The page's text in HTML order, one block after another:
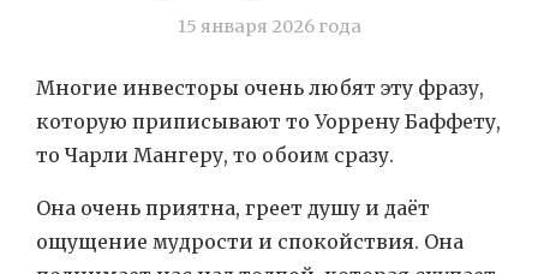
15 января 2026 года
Многие инвесторы очень любят эту фразу,
которую приписывают то Уоррену Баффету,
то Чарли Мангеру, то обоим сразу.
Она очень приятна, греет душу и даёт
ощущение мудрости и спокойствия. Она